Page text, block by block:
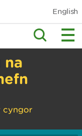
English
na
cyngor